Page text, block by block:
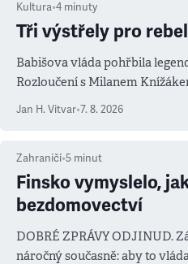
Kultura•4 minuty
Tři výstřely pro
Babišova vláda pohřbila
Rozloučení s Milanem
salvy i kritika pokrokářů
Jan H. Vitvar•7. 8. 2026
Zahraničí•5 minut
Finsko vymyslelo,
bezdomovectví
DOBRÉ ZPRÁVY ODJINUD.
náročný současně: aby to